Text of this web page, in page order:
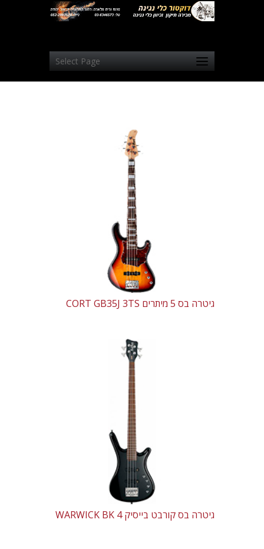
Select Page
גיטרה בס 5 מיתרים CORT GB35J 3TS
גיטרה בס קורבט בייסיק 4 WARWICK BK